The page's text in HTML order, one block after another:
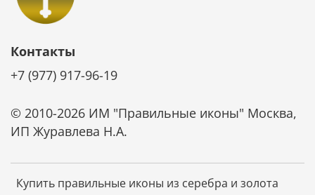
Купить правильные иконы из серебра и золота
Контакты
+7 (977) 917-96-19
© 2010-2026 ИМ "Правильные иконы" Москва,
ИП Журавлева Н.А.